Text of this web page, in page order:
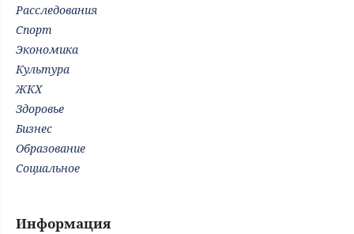
Расследования
Спорт
Экономика
Культура
ЖКХ
Здоровье
Бизнес
Образование
Социальное
Информация